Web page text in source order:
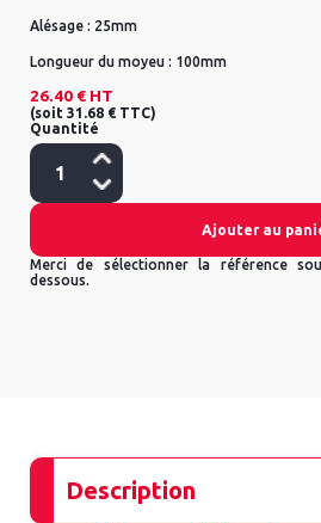
Alésage : 25mm
Longueur du moyeu : 100mm
26.40 € HT
(soit 31.68 € TTC)
Quantité
Ajouter au
Merci de sélectionner la référence
dessous.
Description